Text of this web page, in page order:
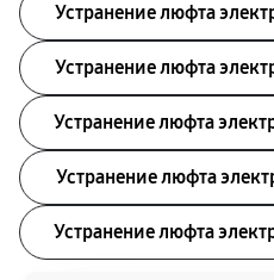
Устранение люфта
Устранение люфта
Устранение люфта
Устранение люфта
Устранение люфта